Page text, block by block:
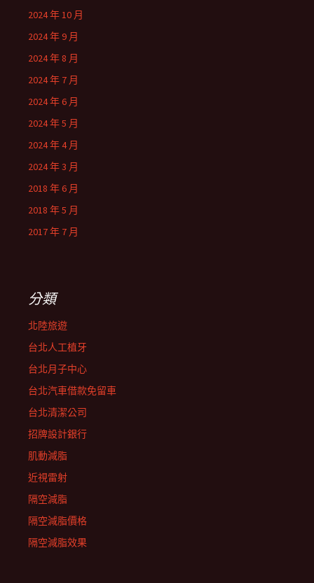
2024 年 10 月
2024 年 9 月
2024 年 8 月
2024 年 7 月
2024 年 6 月
2024 年 5 月
2024 年 4 月
2024 年 3 月
2018 年 6 月
2018 年 5 月
2017 年 7 月
分類
北陸旅遊
台北人工植牙
台北月子中心
台北汽車借款免留車
台北清潔公司
招牌設計銀行
肌動減脂
近視雷射
隔空減脂
隔空減脂價格
隔空減脂效果